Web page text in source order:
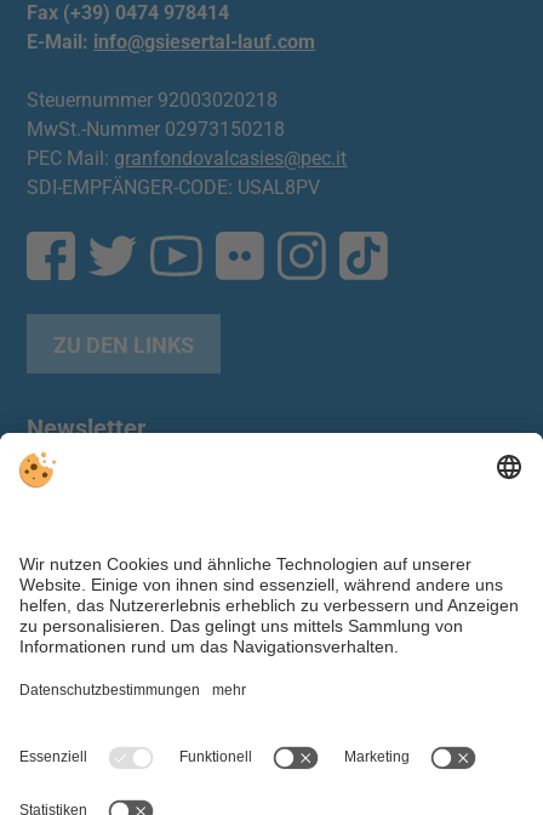
Fax (+39) 0474 978414
E-Mail: info@gsiesertal-lauf.com
Steuernummer 92003020218
MwSt.-Nummer 02973150218
PEC Mail: granfondovalcasies@pec.it
SDI-EMPFÄNGER-CODE: USAL8PV
ZU DEN LINKS
Newsletter